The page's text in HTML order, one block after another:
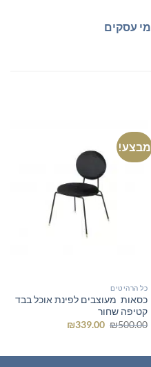
מבצע!
כל הרהיטים
כסאות מעוצבים לפינת אוכל בבד
קטיפה שחור
₪500.00
המחיר ₪339.00
המחיר